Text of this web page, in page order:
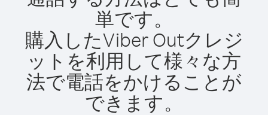
単です。
購入したViber Outクレジ
ットを利用して様々な方
法で電話をかけることが
できます。